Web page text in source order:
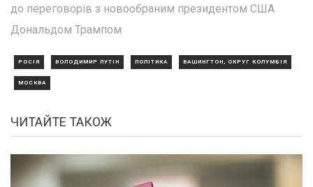
до переговорів з новообраним президентом США
Дональдом Трампом.
РОСІЯ ВОЛОДИМИР ПУТІН ПОЛІТИКА ВАШИНГТОН, ОКРУГ КОЛУМБІЯ
МОСКВА
ЧИТАЙТЕ ТАКОЖ